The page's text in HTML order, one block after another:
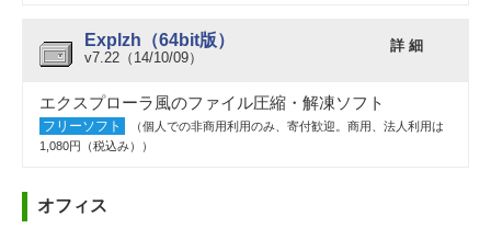
Explzh（64bit版）
v7.22（14/10/09）
詳 細
エクスプローラ風のファイル圧縮・解凍ソフト
フリーソフト
（個人での非商用利用のみ、寄付歓迎。商用、法人利用は
1,080円（税込み））
オフィス